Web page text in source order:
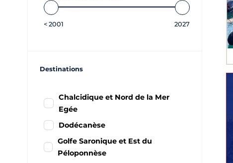
< 2001 2027
Destinations
Chalcidique et Nord de la Mer
Egée
Dodécanèse
Golfe Saronique et Est du
Péloponnèse